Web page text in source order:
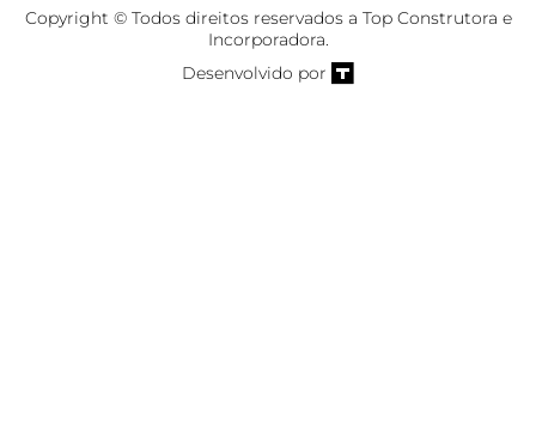
Copyright © Todos direitos reservados a Top Construtora e
Incorporadora.
Desenvolvido por